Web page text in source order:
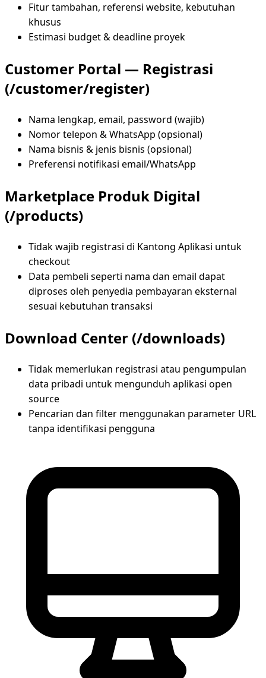
Fitur tambahan, referensi website, kebutuhan
khusus
Estimasi budget & deadline proyek
Customer Portal — Registrasi
(/customer/register)
Nama lengkap, email, password (wajib)
Nomor telepon & WhatsApp (opsional)
Nama bisnis & jenis bisnis (opsional)
Preferensi notifikasi email/WhatsApp
Marketplace Produk Digital
(/products)
Tidak wajib registrasi di Kantong Aplikasi untuk
checkout
Data pembeli seperti nama dan email dapat
diproses oleh penyedia pembayaran eksternal
sesuai kebutuhan transaksi
Download Center (/downloads)
Tidak memerlukan registrasi atau pengumpulan
data pribadi untuk mengunduh aplikasi open
source
Pencarian dan filter menggunakan parameter URL
tanpa identifikasi pengguna